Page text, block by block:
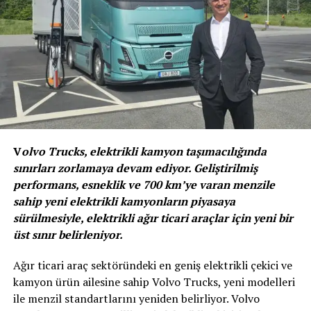
Ford’un ticarete yön veren ikonik modeli Transit
Custom’ın elektrikli versiyonu, Ford Pro’nun üretkenliği
artıran ve değer katan çözümler ekosistemine uyacak
şekilde tasarlandı. E-Transit Custom, işletmelerin
üretkenliğini artırmak ve maliyetlerini azaltmak
amacıyla tek bir platform üzerinden Ford Pro yazılımı,
şarj, hizmet ve finansman çözümleriyle desteklenecek.
Ford Pro’nun elektrikli araç yelpazesine eklenen en yeni
modeli, Ford’un 2035 itibarıyla Avrupa’daki tüm Ford
araç satışları için sıfır emisyona ulaşma ve Avrupa’da
karbon nötr ayak izi konusundaki iddialı taahhüdünün
önemli bir parçasını oluşturacak.
Tam elektrikli E-Transit Custom 380 kilometre
DC hızlı şarj, tam çekme yetkinliği ve dinamik yeni stili
ile dikkat çekecek. Yeni ticari araç ayrıca sürekli devrede
olan ileri bağlantı teknolojilerinden yararlanarak
Volvo Trucks, elektrikli kamyon taşımacılığında
sınırları zorlamaya devam ediyor. Geliştirilmiş
performans, esneklik ve 700 km’ye varan menzile
sahip yeni elektrikli kamyonların piyasaya
sürülmesiyle, elektrikli ağır ticari araçlar için yeni bir
üst sınır belirleniyor.
Ağır ticari araç sektöründeki en geniş elektrikli çekici ve
kamyon ürün ailesine sahip Volvo Trucks, yeni modelleri
ile menzil standartlarını yeniden belirliyor. Volvo